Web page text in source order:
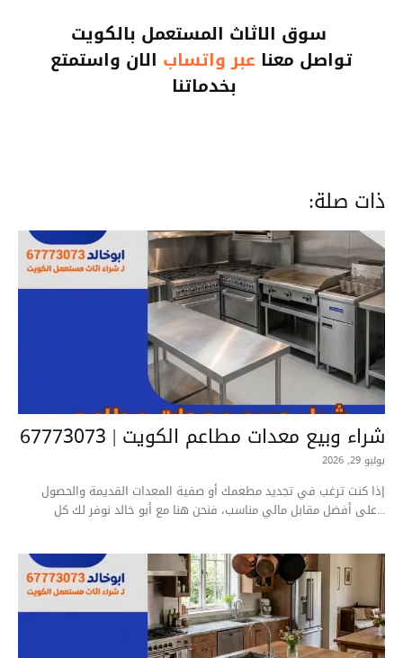
سوق الاثاث المستعمل بالكويت
تواصل معنا عبر واتساب الان واستمتع
بخدماتنا
ذات صلة:
شراء وبيع معدات مطاعم الكويت | 67773073
يوليو 29, 2026
إذا كنت ترغب في تجديد مطعمك أو صفية المعدات القديمة والحصول
على أفضل مقابل مالي مناسب، فنحن هنا مع أبو خالد نوفر لك كل...